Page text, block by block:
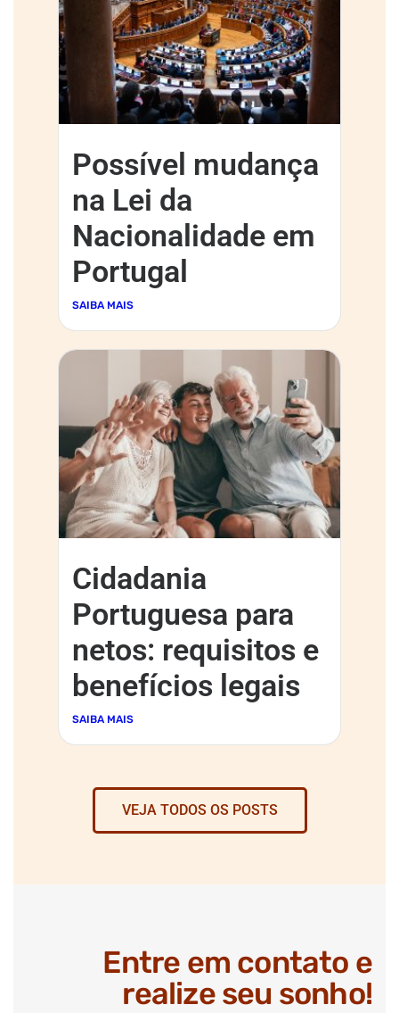
Possível mudança
na Lei da
Nacionalidade em
Portugal
SAIBA MAIS
Cidadania
Portuguesa para
netos: requisitos e
benefícios legais
SAIBA MAIS
VEJA TODOS OS POSTS
Entre em contato e
realize seu sonho!